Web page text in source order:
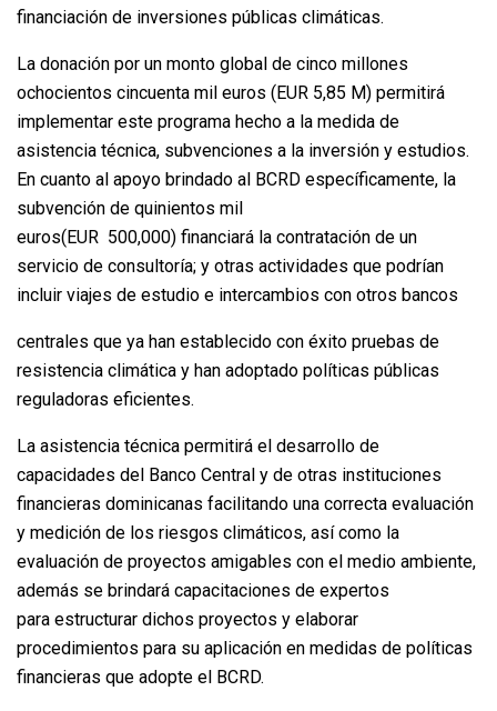
financiación de inversiones públicas climáticas.
La donación por un monto global de cinco millones
ochocientos cincuenta mil euros (EUR 5,85 M) permitirá
implementar este programa hecho a la medida de
asistencia técnica, subvenciones a la inversión y estudios.
En cuanto al apoyo brindado al BCRD específicamente, la
subvención de quinientos mil
euros(EUR 500,000) financiará la contratación de un
servicio de consultoría; y otras actividades que podrían
incluir viajes de estudio e intercambios con otros bancos
centrales que ya han establecido con éxito pruebas de
resistencia climática y han adoptado políticas públicas
reguladoras eficientes.
La asistencia técnica permitirá el desarrollo de
capacidades del Banco Central y de otras instituciones
financieras dominicanas facilitando una correcta evaluación
y medición de los riesgos climáticos, así como la
evaluación de proyectos amigables con el medio ambiente,
además se brindará capacitaciones de expertos
para estructurar dichos proyectos y elaborar
procedimientos para su aplicación en medidas de políticas
financieras que adopte el BCRD.